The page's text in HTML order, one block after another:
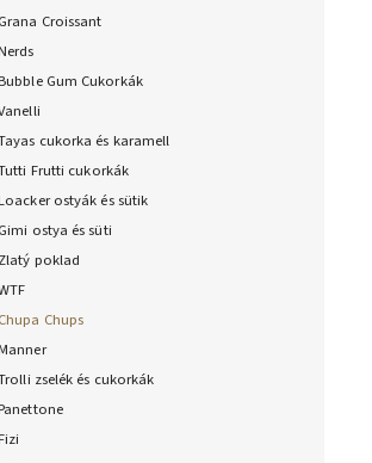
Grana Croissant
Gum Cukorkák
cukorka és karamell
Frutti cukorkák
ostyák és sütik
Gimi ostya és süti
Zlatý poklad
Chupa Chups
zselék és cukorkák